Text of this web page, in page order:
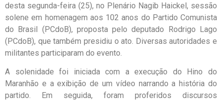
desta segunda-feira (25), no Plenário Nagib Haickel, sessão
solene em homenagem aos 102 anos do Partido Comunista
do Brasil (PCdoB), proposta pelo deputado Rodrigo Lago
(PCdoB), que também presidiu o ato. Diversas autoridades e
militantes participaram do evento.
A solenidade foi iniciada com a execução do Hino do
Maranhão e a exibição de um vídeo narrando a história do
partido. Em seguida, foram proferidos discursos